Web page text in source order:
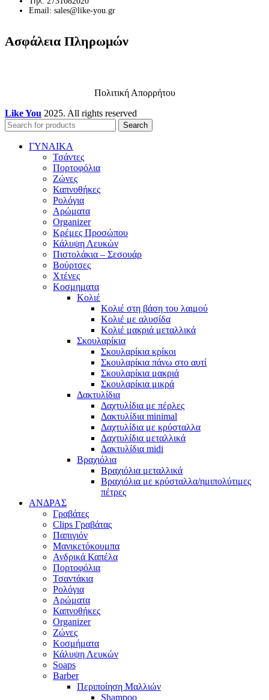
Email: sales@like-you.gr
Ασφάλεια Πληρωμών
Πολιτική Απορρήτου
Like You 2025. All rights reserved
Search
ΓΥΝΑΙΚΑ
Τσάντες
Πορτοφόλια
Ζώνες
Καπνοθήκες
Ρολόγια
Αρώματα
Organizer
Κρέμες Προσώπου
Κάλυψη Λευκών
Πιστολάκια – Σεσουάρ
Βούρτσες
Χτένες
Κοσμηματα
Κολιέ
Κολιέ στη βάση του λαιμού
Κολιέ με αλυσίδα
Κολιέ μακριά μεταλλικά
Σκουλαρίκια
Σκουλαρίκια κρίκοι
Σκουλαρίκια πάνω στο αυτί
Σκουλαρίκια μακριά
Σκουλαρίκια μικρά
Δακτυλίδια
Δαχτυλίδια με πέρλες
Δακτυλίδια minimal
Δαχτυλίδια με κρύσταλλα
Δαχτυλίδια μεταλλικά
Δακτυλίδια midi
Βραχιόλια
Βραχιόλια μεταλλικά
Βραχιόλια με κρύσταλλα/ημιπολύτιμες
πέτρες
ΑΝΔΡΑΣ
Γραβάτες
Clips Γραβάτας
Παπιγιόν
Μανικετόκουμπα
Ανδρικά Καπέλα
Πορτοφόλια
Τσαντάκια
Ρολόγια
Αρώματα
Καπνοθήκες
Organizer
Ζώνες
Κοσμήματα
Κάλυψη Λευκών
Soaps
Barber
Περιποίηση Μαλλιών
Shampoo